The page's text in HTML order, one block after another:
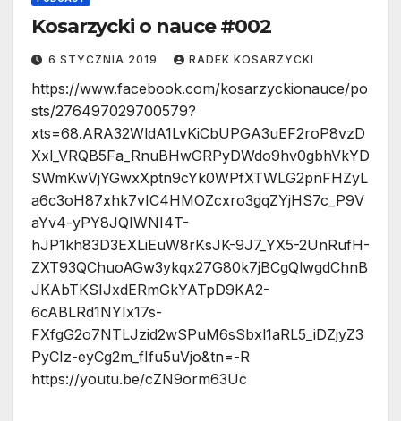
Kosarzycki o nauce #002
6 STYCZNIA 2019 RADEK KOSARZYCKI
https://www.facebook.com/kosarzyckionauce/po
sts/276497029700579?
xts=68.ARA32WldA1LvKiCbUPGA3uEF2roP8vzD
Xxl_VRQB5Fa_RnuBHwGRPyDWdo9hv0gbhVkYD
SWmKwVjYGwxXptn9cYk0WPfXTWLG2pnFHZyL
a6c3oH87xhk7vIC4HMOZcxro3gqZYjHS7c_P9V
aYv4-yPY8JQIWNI4T-
hJP1kh83D3EXLiEuW8rKsJK-9J7_YX5-2UnRufH-
ZXT93QChuoAGw3ykqx27G80k7jBCgQlwgdChnB
JKAbTKSIJxdERmGkYATpD9KA2-
6cABLRd1NYIx17s-
FXfgG2o7NTLJzid2wSPuM6sSbxl1aRL5_iDZjyZ3
PyCIz-eyCg2m_fIfu5uVjo&tn=-R
https://youtu.be/cZN9orm63Uc